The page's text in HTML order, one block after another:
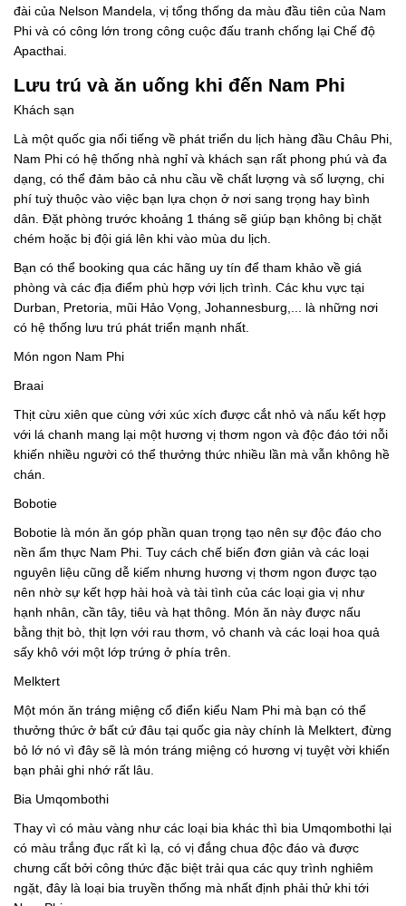
đài của Nelson Mandela, vị tổng thống da màu đầu tiên của Nam
Phi và có công lớn trong công cuộc đấu tranh chống lại Chế độ
Apacthai.
Lưu trú và ăn uống khi đến Nam Phi
Khách sạn
Là một quốc gia nổi tiếng về phát triển du lịch hàng đầu Châu Phi,
Nam Phi có hệ thống nhà nghỉ và khách sạn rất phong phú và đa
dạng, có thể đảm bảo cả nhu cầu về chất lượng và số lượng, chi
phí tuỳ thuộc vào việc bạn lựa chọn ở nơi sang trọng hay bình
dân. Đặt phòng trước khoảng 1 tháng sẽ giúp bạn không bị chặt
chém hoặc bị đội giá lên khi vào mùa du lịch.
Bạn có thể booking qua các hãng uy tín để tham khảo về giá
phòng và các địa điểm phù hợp với lịch trình. Các khu vực tại
Durban, Pretoria, mũi Hảo Vọng, Johannesburg,... là những nơi
có hệ thống lưu trú phát triển mạnh nhất.
Món ngon Nam Phi
Braai
Thịt cừu xiên que cùng với xúc xích được cắt nhỏ và nấu kết hợp
với lá chanh mang lại một hương vị thơm ngon và độc đáo tới nỗi
khiến nhiều người có thể thưởng thức nhiều lần mà vẫn không hề
chán.
Bobotie
Bobotie là món ăn góp phần quan trọng tạo nên sự độc đáo cho
nền ẩm thực Nam Phi. Tuy cách chế biến đơn giản và các loại
nguyên liệu cũng dễ kiếm nhưng hương vị thơm ngon được tạo
nên nhờ sự kết hợp hài hoà và tài tình của các loại gia vị như
hạnh nhân, cần tây, tiêu và hạt thông. Món ăn này được nấu
bằng thịt bò, thịt lợn với rau thơm, vỏ chanh và các loại hoa quả
sấy khô với một lớp trứng ở phía trên.
Melktert
Một món ăn tráng miệng cổ điển kiểu Nam Phi mà bạn có thể
thưởng thức ở bất cứ đâu tại quốc gia này chính là Melktert, đừng
bỏ lớ nó vì đây sẽ là món tráng miệng có hương vị tuyệt vời khiến
bạn phải ghi nhớ rất lâu.
Bia Umqombothi
Thay vì có màu vàng như các loại bia khác thì bia Umqombothi lại
có màu trắng đục rất kì lạ, có vị đắng chua độc đáo và được
chưng cất bởi công thức đặc biệt trải qua các quy trình nghiêm
ngặt, đây là loại bia truyền thống mà nhất định phải thử khi tới